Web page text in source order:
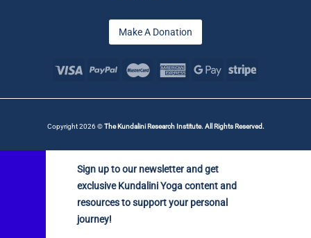
Make A Donation
Copyright 2026 ©The Kundalini Research Institute. All Rights Reserved.
Sign up to our newsletter and get
exclusive Kundalini Yoga content and
resources to support your personal
journey!